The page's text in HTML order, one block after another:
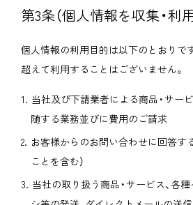
第3条（個人情報を収集・利
個人情報の利用目的は以下のとおりで
超えて利用することはございません。
当社及び下請業者による商品・サー
随する業務並びに費用のご請求
お客様からのお問い合わせに回答す
ことを含む）
当社の取り扱う商品・サービス、各